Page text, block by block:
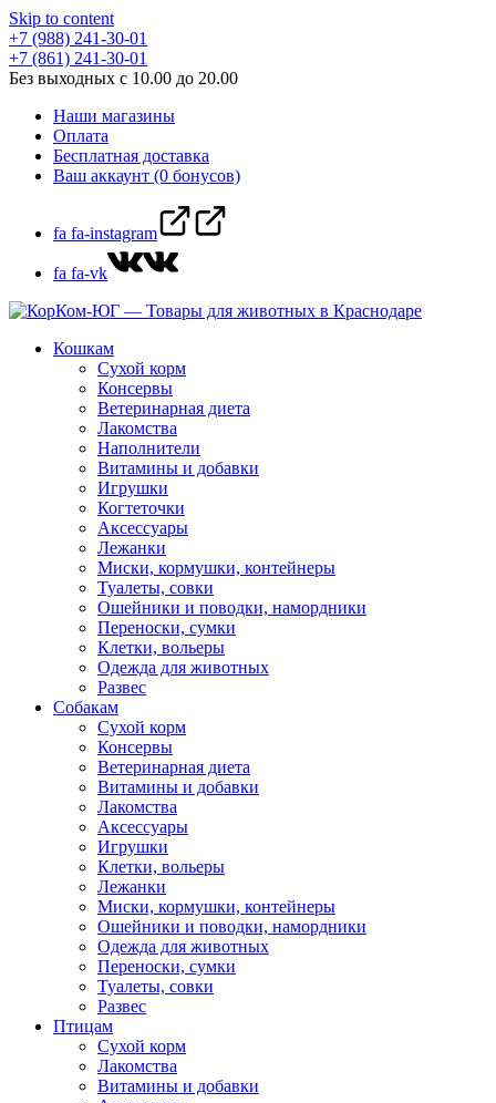
Skip to content
+7 (988) 241-30-01
+7 (861) 241-30-01
Без выходных с 10.00 до 20.00
Наши магазины
Оплата
Бесплатная доставка
Ваш аккаунт (0 бонусов)
fa fa-instagram
fa fa-vk
Кошкам
Сухой корм
Консервы
Ветеринарная диета
Лакомства
Наполнители
Витамины и добавки
Игрушки
Когтеточки
Аксессуары
Лежанки
Миски, кормушки, контейнеры
Туалеты, совки
Ошейники и поводки, намордники
Переноски, сумки
Клетки, вольеры
Одежда для животных
Развес
Собакам
Сухой корм
Консервы
Ветеринарная диета
Витамины и добавки
Лакомства
Аксессуары
Игрушки
Клетки, вольеры
Лежанки
Миски, кормушки, контейнеры
Ошейники и поводки, намордники
Одежда для животных
Переноски, сумки
Туалеты, совки
Развес
Птицам
Сухой корм
Лакомства
Витамины и добавки